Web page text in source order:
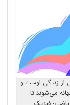
از زندگی اوست و
می‌شوند تا